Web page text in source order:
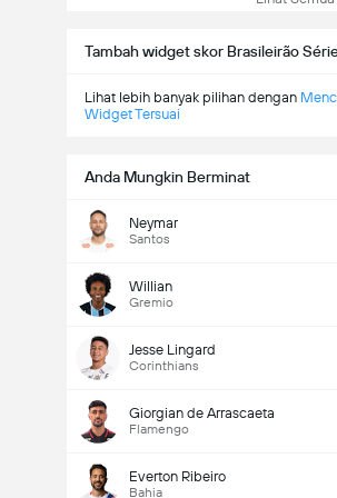
Tambah widget skor Brasileirão
Lihat lebih banyak pilihan dengan
Widget Tersuai
Anda Mungkin Berminat
Neymar
Santos
Willian
Gremio
Jesse Lingard
Corinthians
Giorgian de Arrascaeta
Flamengo
Everton Ribeiro
Bahia